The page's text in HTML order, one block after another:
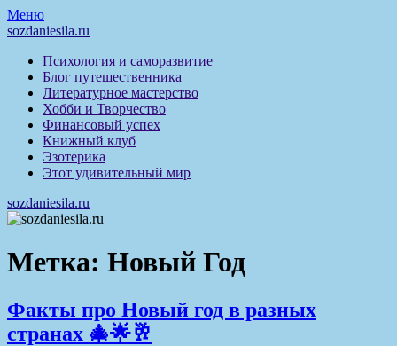
Перейти
к
Меню
sozdaniesila.ru
Психология и саморазвитие
Блог путешественника
Литературное мастерство
Хобби и Творчество
Финансовый успех
Книжный клуб
Эзотерика
Этот удивительный мир
sozdaniesila.ru
Метка: Новый Год
Факты про Новый год в разных
странах 🎄🌟🥂